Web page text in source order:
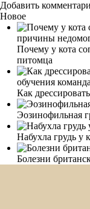
Добавить
Новое
Почему у кота
питомца
Как
Эозинофильная
Набухла грудь у
Болезни